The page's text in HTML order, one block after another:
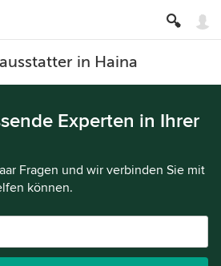
in Haina
Experten in Ihrer
Fragen und wir verbinden Sie mit
können.